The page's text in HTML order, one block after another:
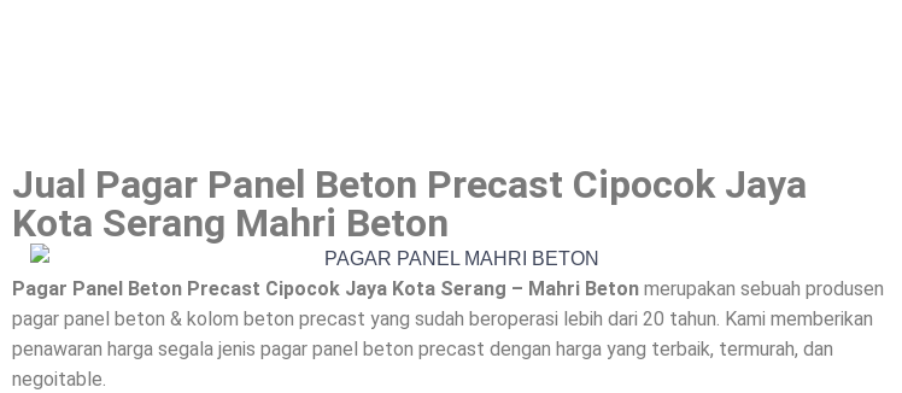
Jual Pagar Panel Beton Precast Cipocok Jaya
Kota Serang Mahri Beton
Pagar Panel Beton Precast Cipocok Jaya Kota Serang – Mahri Beton merupakan sebuah produsen
pagar panel beton & kolom beton precast yang sudah beroperasi lebih dari 20 tahun. Kami memberikan
penawaran harga segala jenis pagar panel beton precast dengan harga yang terbaik, termurah, dan
negoitable.